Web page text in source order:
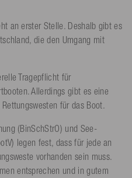
an erster Stelle. Deshalb gibt es
die den Umgang mit
Tragepflicht für
Allerdings gibt es eine
für das Boot.
(BinSchStrO) und See-
legen fest, dass für jede an
vorhanden sein muss.
entsprechen und in gutem